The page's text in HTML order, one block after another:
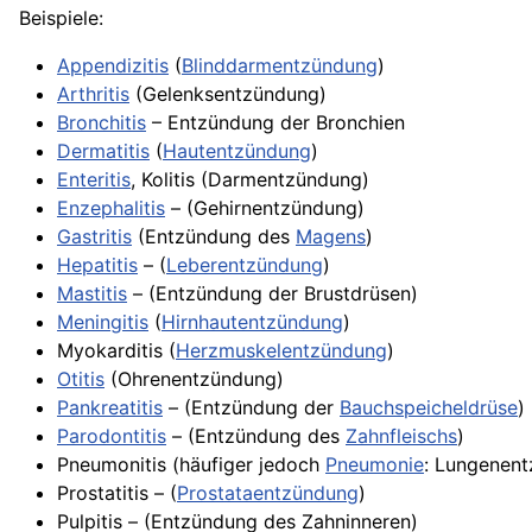
Beispiele:
Appendizitis (Blinddarmentzündung)
Arthritis (Gelenksentzündung)
Bronchitis – Entzündung der Bronchien
Dermatitis (Hautentzündung)
Enteritis, Kolitis (Darmentzündung)
Enzephalitis – (Gehirnentzündung)
Gastritis (Entzündung des Magens)
Hepatitis – (Leberentzündung)
Mastitis – (Entzündung der Brustdrüsen)
Meningitis (Hirnhautentzündung)
Myokarditis (Herzmuskelentzündung)
Otitis (Ohrenentzündung)
Pankreatitis – (Entzündung der Bauchspeicheldrüse)
Parodontitis – (Entzündung des Zahnfleischs)
Pneumonitis (häufiger jedoch Pneumonie:
Prostatitis – (Prostataentzündung)
Pulpitis – (Entzündung des Zahninneren)